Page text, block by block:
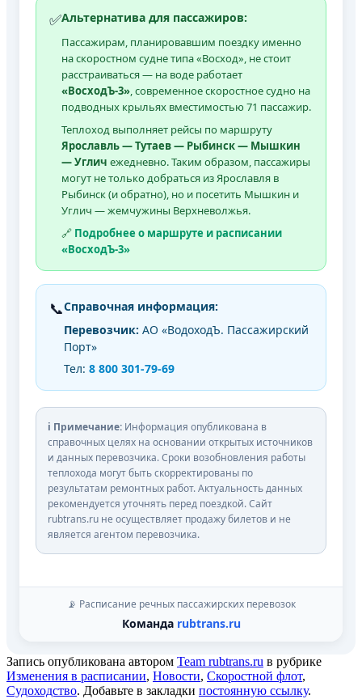
✅Альтернатива для пассажиров:
Пассажирам, планировавшим поездку именно
на скоростном судне типа «Восход», не стоит
расстраиваться — на воде работает
«ВосходЪ-3», современное скоростное судно на
подводных крыльях вместимостью 71 пассажир.
Теплоход выполняет рейсы по маршруту
Ярославль — Тутаев — Рыбинск — Мышкин
— Углич ежедневно. Таким образом, пассажиры
могут не только добраться из Ярославля в
Рыбинск (и обратно), но и посетить Мышкин и
Углич — жемчужины Верхневолжья.
🔗 Подробнее о маршруте и расписании
«ВосходЪ-3»
📞Справочная информация:
Перевозчик: АО «ВодоходЪ. Пассажирский
Порт»
Тел: 8 800 301-79-69
ℹ️ Примечание: Информация опубликована в
справочных целях на основании открытых источников
и данных перевозчика. Сроки возобновления работы
теплохода могут быть скорректированы по
результатам ремонтных работ. Актуальность данных
рекомендуется уточнять перед поездкой. Сайт
rubtrans.ru не осуществляет продажу билетов и не
является агентом перевозчика.
📡 Расписание речных пассажирских перевозок
Команда rubtrans.ru
Запись опубликована автором Team rubtrans.ru в рубрике
Изменения в расписании, Новости, Скоростной флот,
Судоходство. Добавьте в закладки постоянную ссылку.